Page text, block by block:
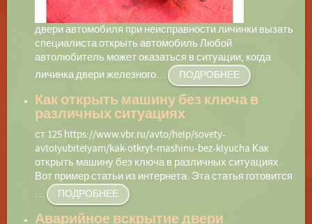
двери автомобиля при неисправности личинки вызать
специалиста открыть автомобиль Любой
автолюбитель может оказаться в ситуации, когда
личинка двери железного… ПОДРОБНЕЕ
Как открыть машину без ключа в
различных ситуациях
ст 125 https://www.vbr.ru/avto/help/sovety-
avtolyubitelyam/kak-otkryt-mashinu-bez-klyucha Как
открыть машину без ключа в различных ситуациях.
Вот пример статьи из интернета. Эта статья готовится
…
ПОДРОБНЕЕ
Аварийное вскрытие двери